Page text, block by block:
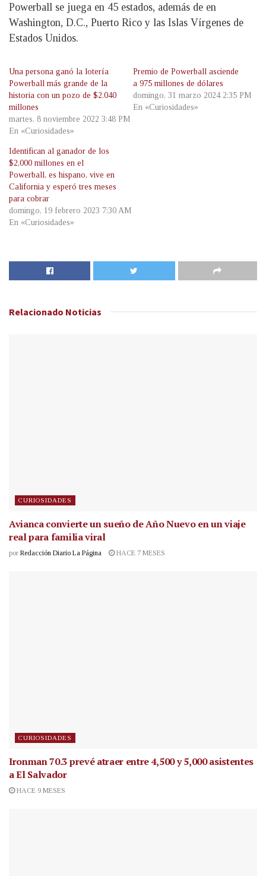
Powerball se juega en 45 estados, además de en
Washington, D.C., Puerto Rico y las Islas Vírgenes de
Estados Unidos.
Una persona ganó la lotería
Powerball más grande de la
historia con un pozo de $2.040
millones
martes, 8 noviembre 2022 3:48 PM
En «Curiosidades»
Premio de Powerball asciende
a 975 millones de dólares
domingo, 31 marzo 2024 2:35 PM
En «Curiosidades»
Identifican al ganador de los
$2,000 millones en el
Powerball, es hispano, vive en
California y esperó tres meses
para cobrar
domingo, 19 febrero 2023 7:30 AM
En «Curiosidades»
Relacionado Noticias
CURIOSIDADES
Avianca convierte un sueño de Año Nuevo en un viaje
real para familia viral
por Redacción Diario La Página HACE 7 MESES
CURIOSIDADES
Ironman 70.3 prevé atraer entre 4,500 y 5,000 asistentes
a El Salvador
HACE 9 MESES